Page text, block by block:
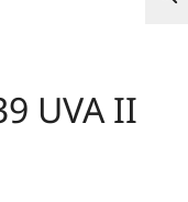
UVA II